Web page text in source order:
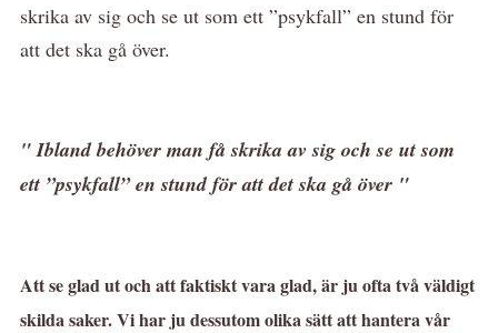
skrika av sig och se ut som ett ”psykfall” en stund för
att det ska gå över.
" Ibland behöver man få skrika av sig och se ut som
ett ”psykfall” en stund för att det ska gå över "
Att se glad ut och att faktiskt vara glad, är ju ofta två väldigt
skilda saker. Vi har ju dessutom olika sätt att hantera vår